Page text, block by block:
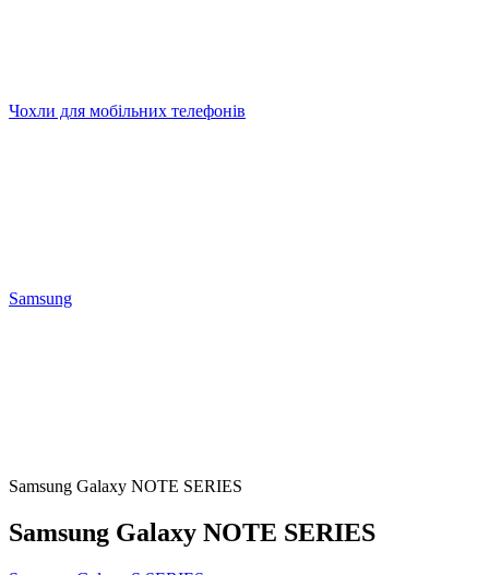
Чохли для мобільних телефонів
Samsung
Samsung Galaxy NOTE SERIES
Samsung Galaxy NOTE SERIES